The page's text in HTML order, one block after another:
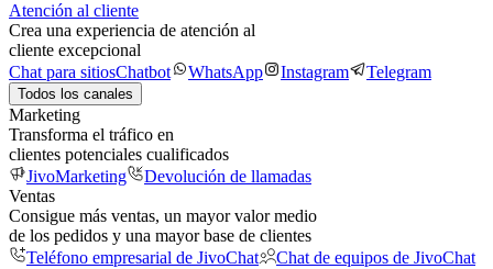
Atención al cliente
Crea una experiencia de atención al
cliente excepcional
Chat para sitiosChatbot WhatsApp Instagram Telegram
Todos los canales
Marketing
Transforma el tráfico en
clientes potenciales cualificados
JivoMarketing
Devolución de llamadas
Ventas
Consigue más ventas, un mayor valor medio
de los pedidos y una mayor base de clientes
Teléfono empresarial de JivoChat
Chat de equipos de JivoChat